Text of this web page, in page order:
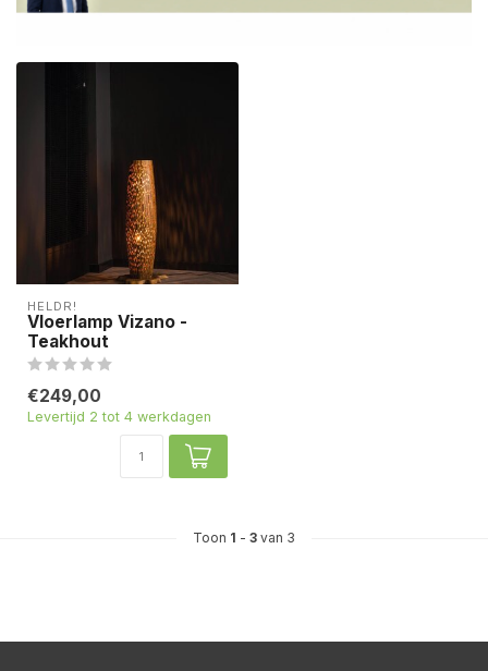
HELDR!
Vloerlamp Vizano -
Teakhout
€249,00
Levertijd 2 tot 4 werkdagen
Toon 1 - 3 van 3